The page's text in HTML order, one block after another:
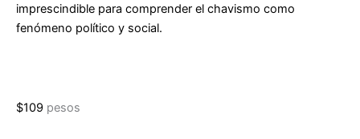
imprescindible para comprender el chavismo como
fenómeno político y social.
$109 pesos